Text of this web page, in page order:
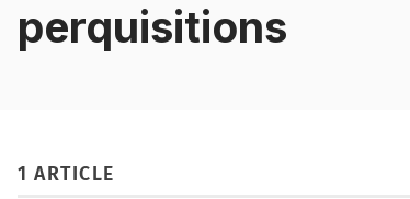
perquisitions
1 ARTICLE